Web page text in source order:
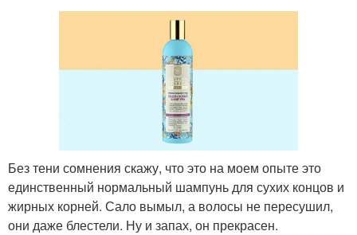
Без тени сомнения скажу, что это на моем опыте это
единственный нормальный шампунь для сухих концов и
жирных корней. Сало вымыл, а волосы не пересушил,
они даже блестели. Ну и запах, он прекрасен.